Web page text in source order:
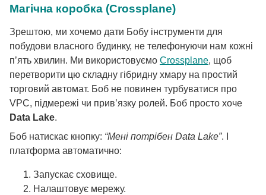
Магічна коробка (Crossplane)
Зрештою, ми хочемо дати Бобу інструменти для
побудови власного будинку, не телефонуючи нам кожні
п’ять хвилин. Ми використовуємо Crossplane, щоб
перетворити цю складну гібридну хмару на простий
торговий автомат. Боб не повинен турбуватися про
VPC, підмережі чи прив’язку ролей. Боб просто хоче
Data Lake.
Боб натискає кнопку: “Мені потрібен Data Lake”. І
платформа автоматично:
Запускає сховище.
Налаштовує мережу.